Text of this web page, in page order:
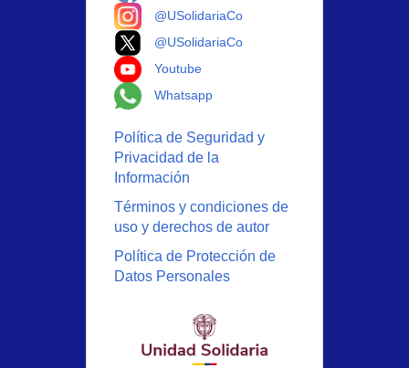
@USolidariaCo
@USolidariaCo
Youtube
Whatsapp
Política de Seguridad y
Privacidad de la
Información
Términos y condiciones de
uso y derechos de autor
Política de Protección de
Datos Personales